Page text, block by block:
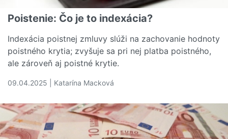
Poistenie: Čo je to indexácia?
Indexácia poistnej zmluvy slúži na zachovanie hodnoty
poistného krytia; zvyšuje sa pri nej platba poistného,
ale zároveň aj poistné krytie.
09.04.2025 | Katarína Macková